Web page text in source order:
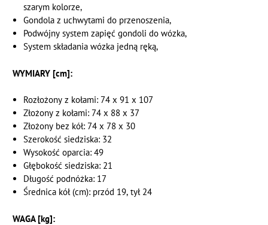
szarym kolorze,
Gondola z uchwytami do przenoszenia,
Podwójny system zapięć gondoli do wózka,
System składania wózka jedną ręką,
WYMIARY [cm]:
Rozłożony z kołami: 74 x 91 x 107
Złożony z kołami: 74 x 88 x 37
Złożony bez kół: 74 x 78 x 30
Szerokość siedziska: 32
Wysokość oparcia: 49
Głębokość siedziska: 21
Długość podnóżka: 17
Średnica kół (cm): przód 19, tył 24
WAGA [kg]: